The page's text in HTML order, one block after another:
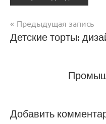
Навигация
Предыдущая запись
Детские торты:
Добавить